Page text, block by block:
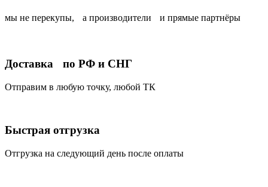
мы не перекупы, а производители и прямые партнёры
Доставка по РФ и СНГ
Отправим в любую точку, любой ТК
Быстрая отгрузка
Отгрузка на следующий день после оплаты